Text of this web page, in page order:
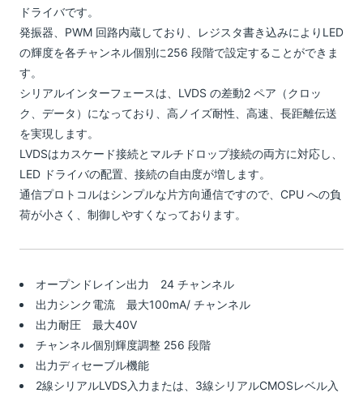
ドライバです。
発振器、PWM 回路内蔵しており、レジスタ書き込みによりLED
の輝度を各チャンネル個別に256 段階で設定することができま
す。
シリアルインターフェースは、LVDS の差動2 ペア（クロッ
ク、データ）になっており、高ノイズ耐性、高速、長距離伝送
を実現します。
LVDSはカスケード接続とマルチドロップ接続の両方に対応し、
LED ドライバの配置、接続の自由度が増します。
通信プロトコルはシンプルな片方向通信ですので、CPU への負
荷が小さく、制御しやすくなっております。
オープンドレイン出力 24 チャンネル
出力シンク電流 最大100mA/ チャンネル
出力耐圧 最大40V
チャンネル個別輝度調整 256 段階
出力ディセーブル機能
2線シリアルLVDS入力または、3線シリアルCMOSレベル入